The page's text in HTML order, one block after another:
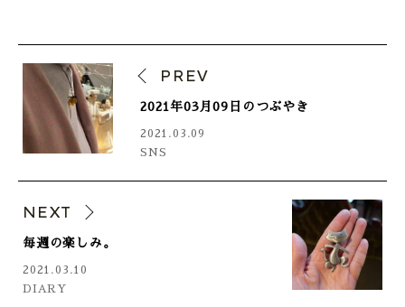
PREV
2021年03月09日のつぶやき
2021.03.09
SNS
NEXT
毎週の楽しみ。
2021.03.10
DIARY